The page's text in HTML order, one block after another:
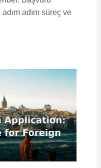
adım süreç ve